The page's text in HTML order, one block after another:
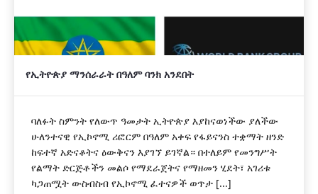
የኢትዮጵያ ማንሰራራት በዓለም ባንክ አንደበት
ባለፉት ስምንት የለውጥ ዓመታት ኢትዮጵያ እያከናወነችው ያለችው
ሁለንተናዊ የኢኮኖሚ ሪፎርም በዓለም አቀፍ የፋይናንስ ተቋማት ዘንድ
ከፍተኛ አድናቆትና ዕውቅናን እያገኘ ይገኛል። በተለይም የመንግሥት
የልማት ድርጅቶችን መልሶ የማደራጀትና የማዘመን ሂደት፣ አገሪቱ
ካጋጠሟት ውስብስብ የኢኮኖሚ ፈተናዎች ወጥታ [...]